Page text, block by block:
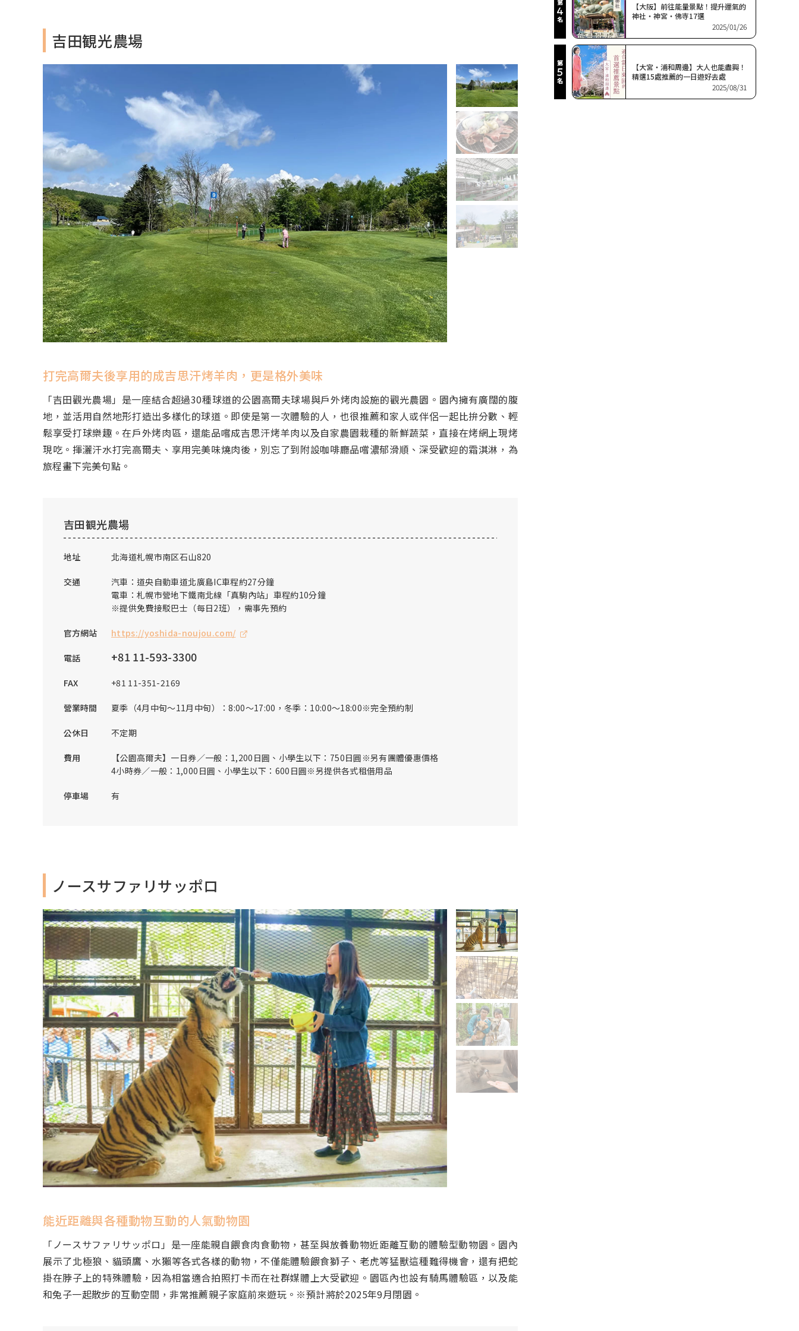
吉田観光農場
打完高爾夫後享用的成吉思汗烤羊肉，更是格外美味
「吉田觀光農場」是一座結合超過30種球道的公園高爾夫球場與戶外烤肉設施的觀光農園。園內擁有廣闊的腹
地，並活用自然地形打造出多樣化的球道。即使是第一次體驗的人，也很推薦和家人或伴侶一起比拚分數、輕
鬆享受打球樂趣。在戶外烤肉區，還能品嚐成吉思汗烤羊肉以及自家農園栽種的新鮮蔬菜，直接在烤網上現烤
現吃。揮灑汗水打完高爾夫、享用完美味燒肉後，別忘了到附設咖啡廳品嚐濃郁滑順、深受歡迎的霜淇淋，為
旅程畫下完美句點。
吉田観光農場
地址 北海道札幌市南区石山820
交通
汽車：道央自動車道北廣島IC車程約27分鐘
電車：札幌市營地下鐵南北線「真駒內站」車程約10分鐘
※提供免費接駁巴士（每日2班），需事先預約
官方網站 https://yoshida-noujou.com/
電話 +81 11-593-3300
FAX +81 11-351-2169
營業時間 夏季（4月中旬～11月中旬）：8:00～17:00，冬季：10:00～18:00※完全預約制
公休日 不定期
費用
【公園高爾夫】一日券／一般：1,200日圓、小學生以下：750日圓※另有團體優惠價格
4小時券／一般：1,000日圓、小學生以下：600日圓※另提供各式租借用品
停車場 有
ノースサファリサッポロ
能近距離與各種動物互動的人氣動物園
「ノースサファリサッポロ」是一座能親自餵食肉食動物，甚至與放養動物近距離互動的體驗型動物園。園內
展示了北極狼、貓頭鷹、水獺等各式各樣的動物，不僅能體驗餵食獅子、老虎等猛獸這種難得機會，還有把蛇
掛在脖子上的特殊體驗，因為相當適合拍照打卡而在社群媒體上大受歡迎。園區內也設有騎馬體驗區，以及能
和兔子一起散步的互動空間，非常推薦親子家庭前來遊玩。※預計將於2025年9月閉園。
【大阪】前往能量景點！提升運氣的
神社・神宮・佛寺17選
2025/01/26
【大宮・浦和周邊】大人也能盡興！
精選15處推薦的一日遊好去處
2025/08/31